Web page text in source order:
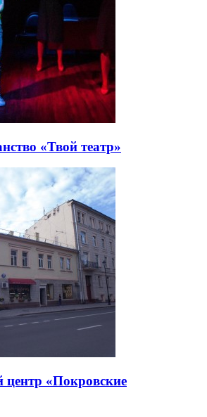
«Твой театр»
«Покровские